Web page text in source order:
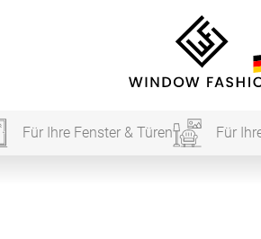
Für Ihre Fenster & Türen Für